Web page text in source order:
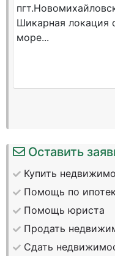
Оставить
Купить
Помощь по
Помощь юриста
Продать
Сдать
Шикарная локация
море...